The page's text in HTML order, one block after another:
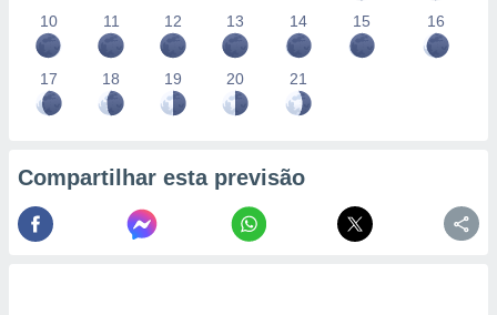
10 11 12 13 14 15 16
17 18 19 20 21
Compartilhar esta previsão